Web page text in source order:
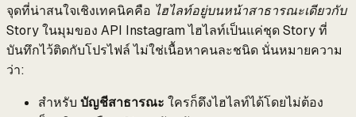
จุดที่น่าสนใจเชิงเทคนิคคือ ไฮไลท์อยู่บนหน้าสาธารณะเดียวกับ
Storyในมุมของ API Instagram ไฮไลท์เป็นแค่ชุด Story ที่
บันทึกไว้ติดกับโปรไฟล์ ไม่ใช่เนื้อหาคนละชนิด นั่นหมายความ
ว่า:
สำหรับ บัญชีสาธารณะ ใครก็ดึงไฮไลท์ได้โดยไม่ต้อง